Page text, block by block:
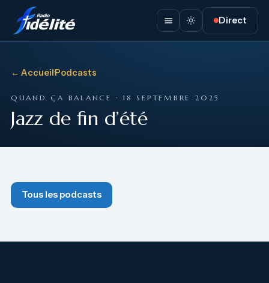
Direct
← Accueil·Podcasts
QUAND ÇA BALANCE · 18 SEPTEMBRE 2025
Jazz de fin d’été
Tous les podcasts